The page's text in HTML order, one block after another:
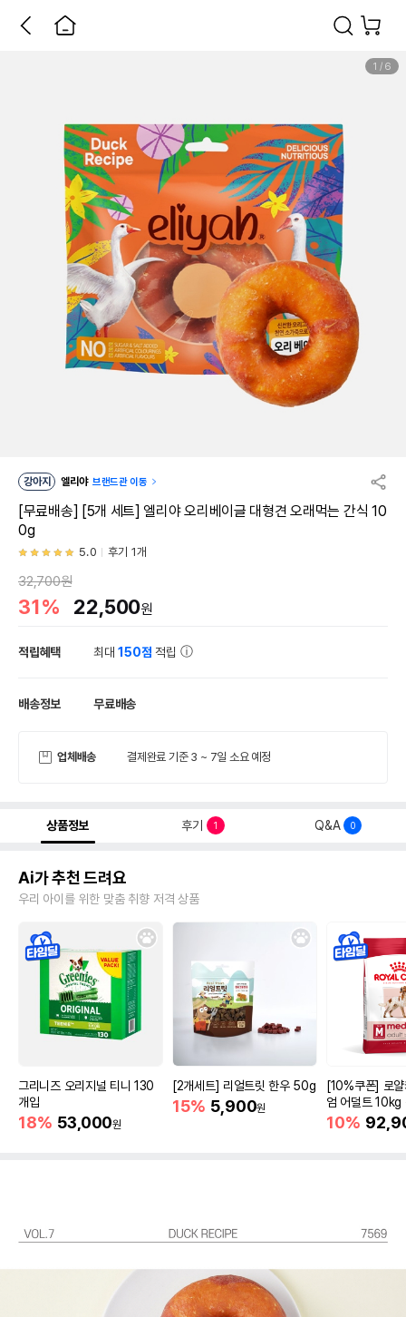
1 / 6
강아지 엘리야 브랜드관 이동
[무료배송] [5개 세트] 엘리야 오리베이글 대형견 오래먹는 간식 10
0g
5.0 후기 1개
32,700원
31% 22,500원
적립혜택 최대150점 적립
배송정보 무료배송
업체배송 결제완료 기준 3 ~ 7일 소요 예정
상품정보 후기 1 Q&A 0
Ai가 추천 드려요
우리 아이를 위한 맞춤 취향 저격 상품
그리니즈 오리지널 티니 130
개입
18% 53,000원
[2개세트] 리얼트릿 한우 50g
15% 5,900원
[10%쿠폰] 로
엄 어덜트 10kg
증진
10%